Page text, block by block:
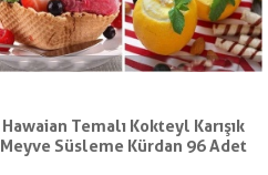
Hawaian Temalı Kokteyl Karışık
Meyve Süsleme Kürdan 96 Adet